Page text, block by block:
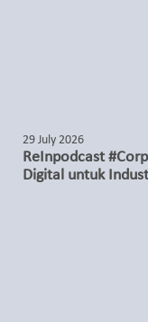
29 July 2026
ReInpodcast
Digital untuk